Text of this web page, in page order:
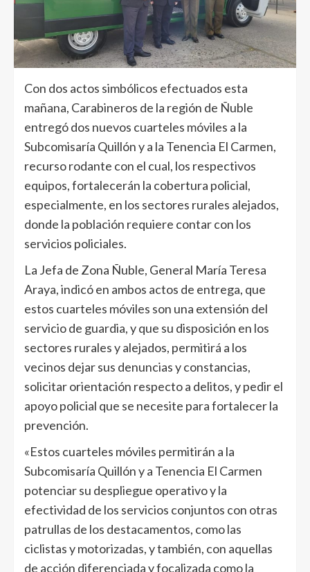
Con dos actos simbólicos efectuados esta
mañana, Carabineros de la región de Ñuble
entregó dos nuevos cuarteles móviles a la
Subcomisaría Quillón y a la Tenencia El Carmen,
recurso rodante con el cual, los respectivos
equipos, fortalecerán la cobertura policial,
especialmente, en los sectores rurales alejados,
donde la población requiere contar con los
servicios policiales.
La Jefa de Zona Ñuble, General María Teresa
Araya, indicó en ambos actos de entrega, que
estos cuarteles móviles son una extensión del
servicio de guardia, y que su disposición en los
sectores rurales y alejados, permitirá a los
vecinos dejar sus denuncias y constancias,
solicitar orientación respecto a delitos, y pedir el
apoyo policial que se necesite para fortalecer la
prevención.
«Estos cuarteles móviles permitirán a la
Subcomisaría Quillón y a Tenencia El Carmen
potenciar su despliegue operativo y la
efectividad de los servicios conjuntos con otras
patrullas de los destacamentos, como las
ciclistas y motorizadas, y también, con aquellas
de acción diferenciada y focalizada como la